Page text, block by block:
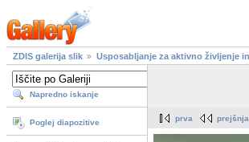
ZDIS galerija slik Usposabljanje za aktivno življenje
Napredno iskanje
Poglej diapozitive prva prejšnja